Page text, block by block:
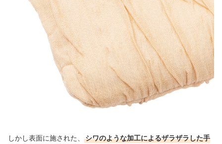
しかし表面に施された、
シワのような加工によるザラザラした手